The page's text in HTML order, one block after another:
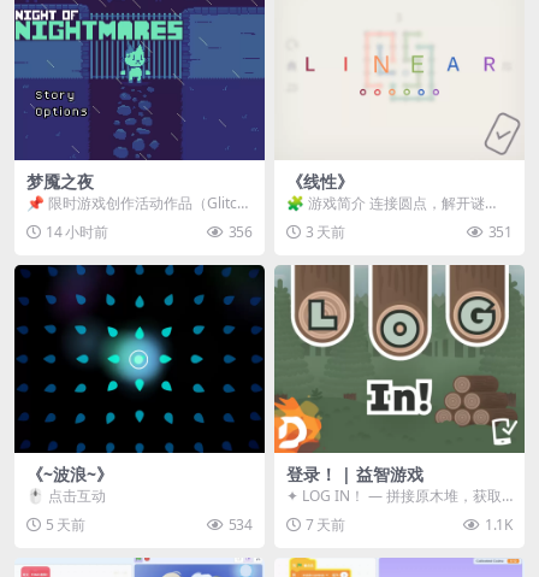
梦魇之夜
📌 限时游戏创作活动作品（Glitch
Game Jam） 📖 故事背景 怪物四...
14 小时前 356
《线性》
🧩 游戏简介 连接圆点，解开谜
题。 ⚠️ 重要提示 所有关卡均可通
关，请确保使用...
3 天前 351
《~波浪~》
🖱️ 点击互动
5 天前
534
登录！ | 益智游戏
✦ LOG IN！ — 拼接原木堆，获取
分数！ ᑕ☲◎ ᑕ☲◎ ᑕ☲◎ ᑕ☲◎ ...
7 天前 1.1K